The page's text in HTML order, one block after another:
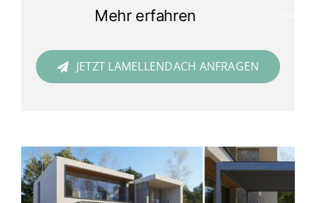
Mehr erfahren
JETZT LAMELLENDACH ANFRAGEN